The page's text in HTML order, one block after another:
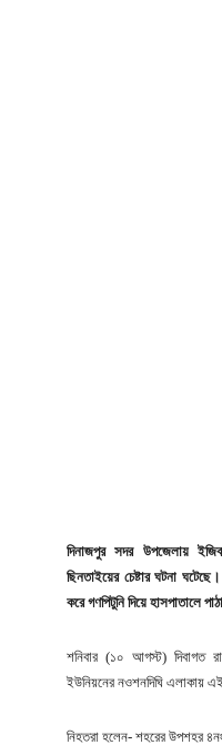
দিনাজপুর সদর উপজেলায়
ছিনতাইয়ের চেষ্টার ঘটনা
করে গণপিটুনি দিয়ে হাসপাতালে
শনিবার (১০ আগস্ট) দিবাগত
ইউনিয়নের নওশনদিঘি এলাকায়
নিহতরা হলেন- শহরের উপশহর